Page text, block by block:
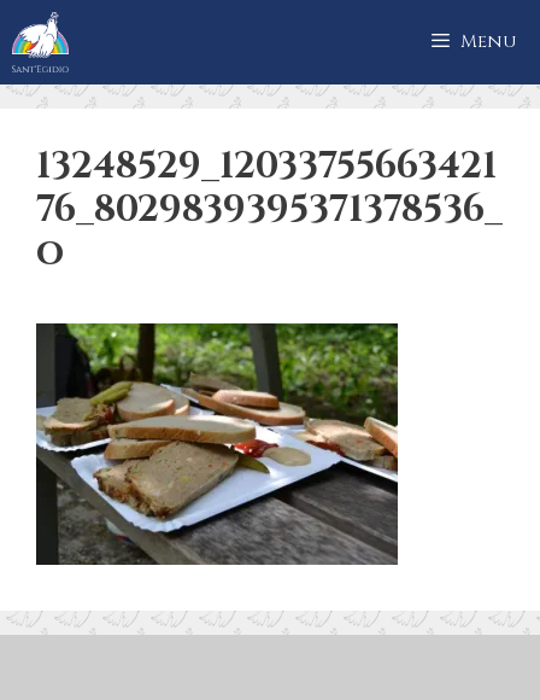
Přeskočit
na
obsah
Menu
13248529_12033755663421
76_8029839395371378536_
o